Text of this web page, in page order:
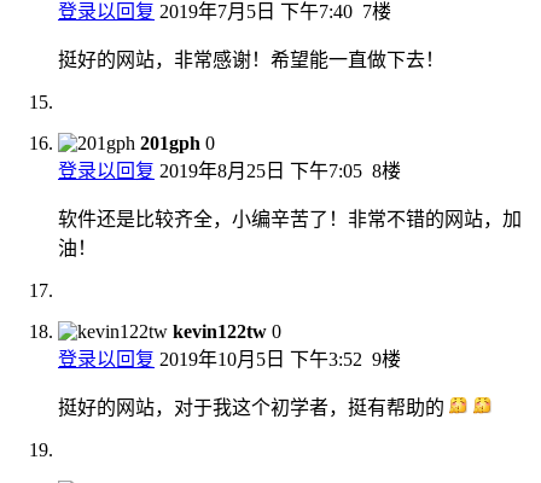
登录以回复 2019年7月5日 下午7:40 7楼
挺好的网站，非常感谢！希望能一直做下去！
201gph 0
登录以回复 2019年8月25日 下午7:05 8楼
软件还是比较齐全，小编辛苦了！非常不错的网站，加
油！
kevin122tw 0
登录以回复 2019年10月5日 下午3:52 9楼
挺好的网站，对于我这个初学者，挺有帮助的